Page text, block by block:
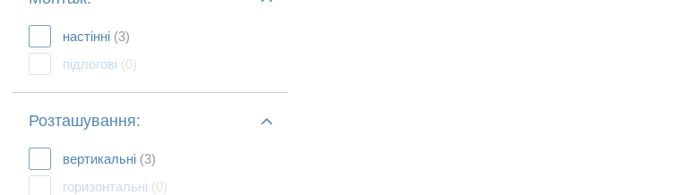
настінні (3)
підлогові (0)
Розташування:
вертикальні (3)
горизонтальні (0)